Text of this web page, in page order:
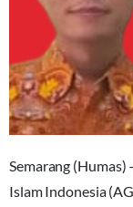
Semarang
Islam Indonesia